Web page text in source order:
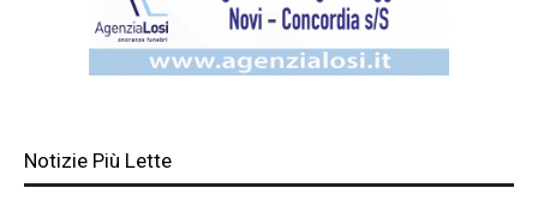
Notizie Più Lette